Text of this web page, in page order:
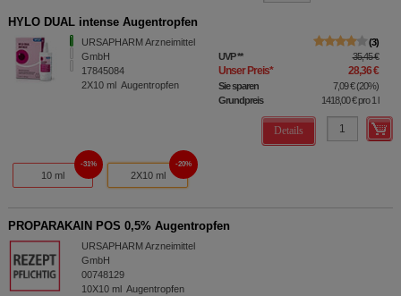
HYLO DUAL intense Augentropfen
URSAPHARM Arzneimittel
GmbH
17845084
2X10 ml Augentropfen
3
UVP** 35,45 €
Unser Preis* 28,36 €
Sie sparen 7,09 €(20%)
Grundpreis
1418,00 €pro 1 l
Details
10 ml
31%
2X10 ml
20%
PROPARAKAIN POS 0,5% Augentropfen
URSAPHARM Arzneimittel
GmbH
00748129
10X10 ml Augentropfen